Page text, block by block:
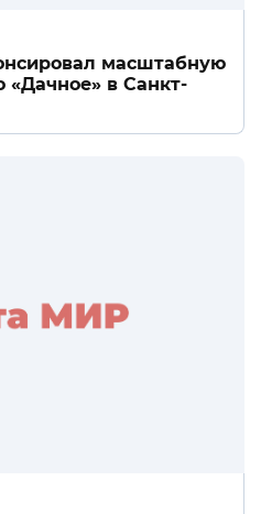
масштабную
«Дачное» в Санкт-